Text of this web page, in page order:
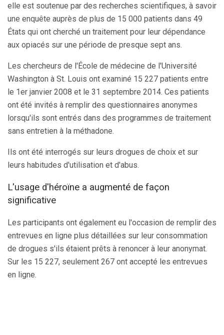
elle est soutenue par des recherches scientifiques, à savoir
une enquête auprès de plus de 15 000 patients dans 49
États qui ont cherché un traitement pour leur dépendance
aux opiacés sur une période de presque sept ans.
Les chercheurs de l'École de médecine de l'Université
Washington à St. Louis ont examiné 15 227 patients entre
le 1er janvier 2008 et le 31 septembre 2014. Ces patients
ont été invités à remplir des questionnaires anonymes
lorsqu'ils sont entrés dans des programmes de traitement
sans entretien à la méthadone.
Ils ont été interrogés sur leurs drogues de choix et sur
leurs habitudes d'utilisation et d'abus.
L'usage d'héroïne a augmenté de façon
significative
Les participants ont également eu l'occasion de remplir des
entrevues en ligne plus détaillées sur leur consommation
de drogues s'ils étaient prêts à renoncer à leur anonymat.
Sur les 15 227, seulement 267 ont accepté les entrevues
en ligne.